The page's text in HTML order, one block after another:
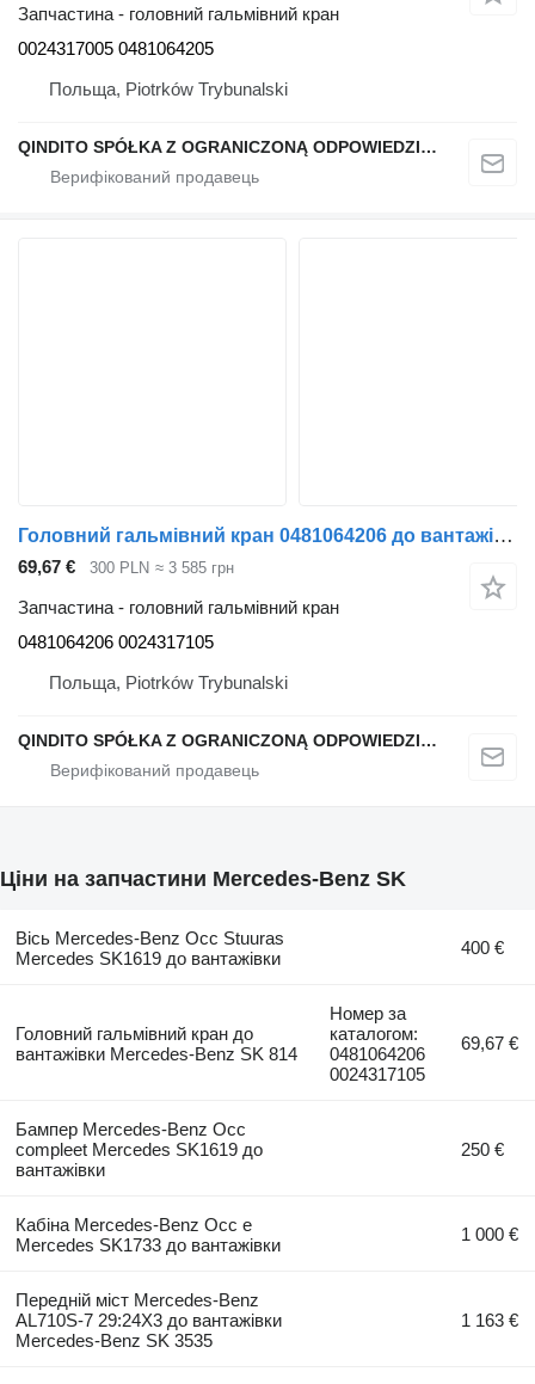
Запчастина - головний гальмівний кран
0024317005 0481064205
Польща, Piotrków Trybunalski
QINDITO SPÓŁKA Z OGRANICZONĄ ODPOWIEDZIALNOŚCIĄ
Головний гальмівний кран 0481064206 до вантажівки Mercedes-Benz SK 814
69,67 € 300 PLN ≈ 3 585 грн
Запчастина - головний гальмівний кран
0481064206 0024317105
Польща, Piotrków Trybunalski
QINDITO SPÓŁKA Z OGRANICZONĄ ODPOWIEDZIALNOŚCIĄ
Ціни на запчастини Mercedes-Benz SK
Вісь Mercedes-Benz Occ Stuuras
Mercedes SK1619 до вантажівки
400 €
Головний гальмівний кран до
вантажівки Mercedes-Benz SK 814
Номер за
каталогом:
0481064206
0024317105
69,67 €
Бампер Mercedes-Benz Occ
compleet Mercedes SK1619 до
вантажівки
250 €
Кабіна Mercedes-Benz Occ e
Mercedes SK1733 до вантажівки
1 000 €
Передній міст Mercedes-Benz
AL710S-7 29:24X3 до вантажівки
Mercedes-Benz SK 3535
1 163 €